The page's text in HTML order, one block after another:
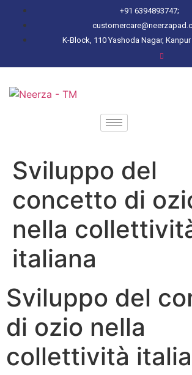
+91 6394893747;
K-Block, 110 Yashoda Nagar, Kanpur
Sviluppo del
concetto di
nella
italiana
Sviluppo del
di ozio nella
collettività